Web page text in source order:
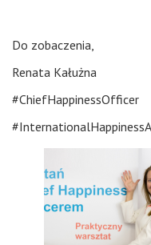
Do zobaczenia,
Renata Kałużna
#ChiefHappinessOfficer